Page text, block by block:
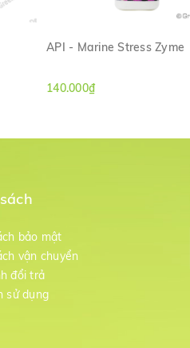
API - Marine Stress Zyme
140.000₫
bảo mật
vận chuyển
đổi trả
sử dụng